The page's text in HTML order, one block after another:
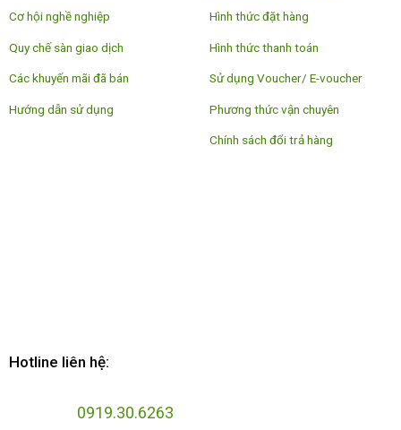
Cơ hội nghề nghiệp
Quy chế sàn giao dịch
Các khuyến mãi đã bán
Hướng dẫn sử dụng
Hình thức đặt hàng
Hình thức thanh toán
Sử dụng Voucher/ E-voucher
Phương thức vận chuyên
Chính sách đổi trả hàng
Hotline liên hệ:
0919.30.6263